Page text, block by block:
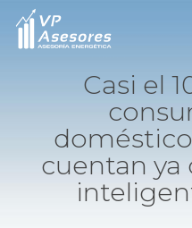
Casi el
cuentan